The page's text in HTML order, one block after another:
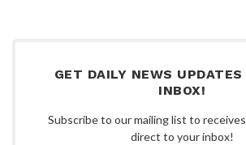
GET DAILY NEWS
INBOX!
Subscribe to our mailing list to
direct to your inbox!